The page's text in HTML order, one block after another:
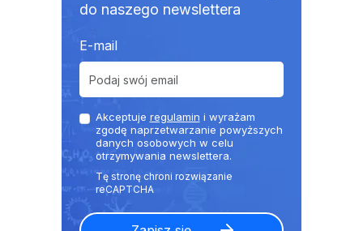
do naszego newslettera
E-mail
Akceptuje regulamin i wyrażam
zgodę naprzetwarzanie powyższych
danych osobowych w celu
otrzymywania newslettera.